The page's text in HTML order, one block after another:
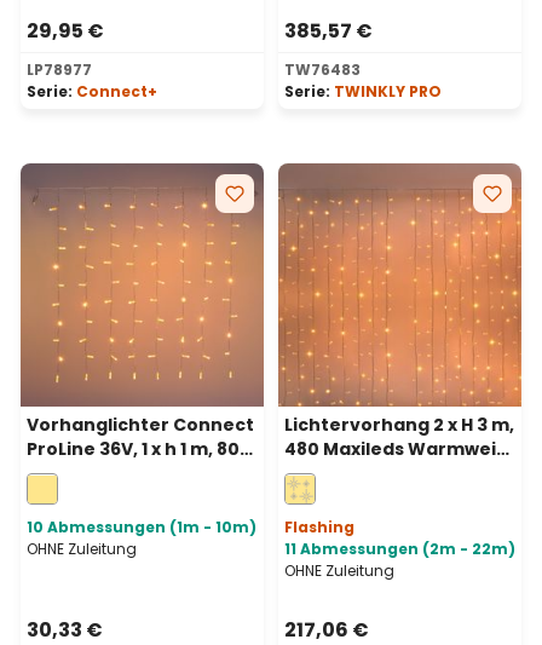
29,95 €
LP78977
Serie: Connect+
385,57 €
TW76483
Serie: TWINKLY PRO
Vorhanglichter Connect
ProLine 36V, 1 x h 1 m, 80
Maxiled warmweiß,
transparentes Kabel,
erweiterbar
10 Abmessungen (1m - 10m)
OHNE Zuleitung
30,33 €
Lichtervorhang 2 x H 3 m,
480 Maxileds Warmweiß,
FlashLEDs warmweiß,
weißes Kabel,
Erweiterbar, IP67
Flashing
11 Abmessungen (2m - 22m)
OHNE Zuleitung
217,06 €